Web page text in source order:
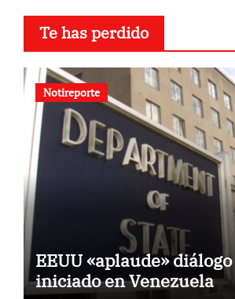
Te has perdido
Notireporte
EEUU «aplaude»
iniciado en Venezuela